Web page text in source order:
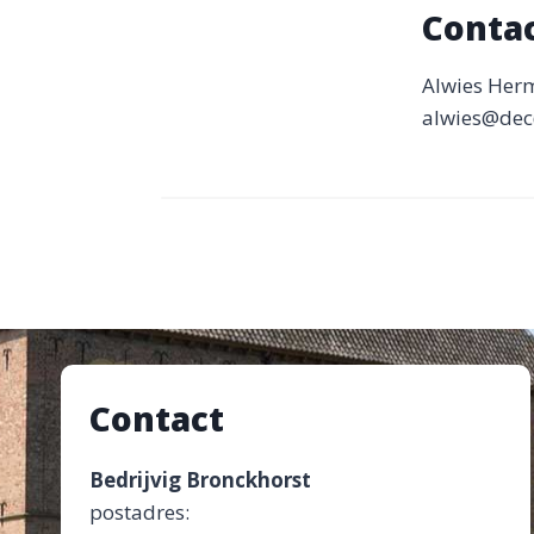
Alwies
Contact
Bedrijvig Bronckhorst
postadres: